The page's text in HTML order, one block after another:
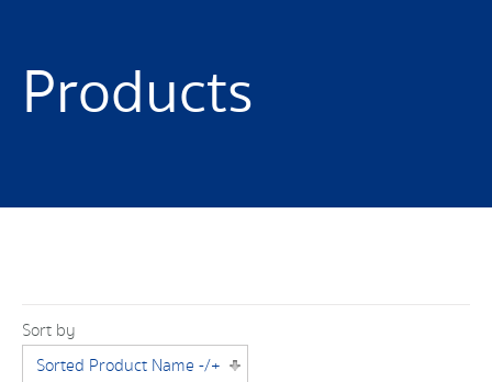
Products
Sort by
Sorted Product Name -/+